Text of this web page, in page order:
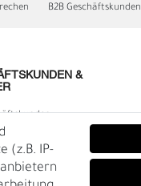
B2B Geschäftskunden
&
(z.B. IP-